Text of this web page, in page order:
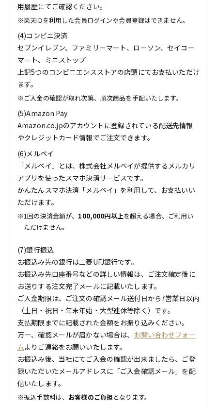
用履歴にてご確認ください。
楽天IDを利用した会員ログインや会員登録はできません。
(4)コンビニ決済
セブンイレブン、ファミリーマート、ローソン、セイコー
マート、ミニストップ
上記5つのコンビニエンスストアの店頭にてお支払いただけ
ます。
ご入金の確認が取れ次第、順次商品を手配いたします。
(5)Amazon Pay
Amazon.co.jpのアカウントに登録されている配送先情報
やクレジットカード情報でご注文できます。
(6)メルペイ
「メルペイ」とは、株式会社メルペイが提供するメルカリ
アプリを使ったスマホ決済サービスです。
かんたんスマホ決済「メルペイ」を利用して、お支払いい
ただけます。
1回の決済金額が、 100,000円以上を超える場合、ご利用い
ただけません。
(7)銀行振込
お振込み先の銀行は三菱UFJ銀行です。
お振込み先口座番号などの詳しい情報は、ご注文確定後に
お送りする注文完了メールに記載いたします。
ご入金期限は、ご注文の確認メール送付日から7営業日以内
（土日・祝日・年末年始・大型連休等除く）です。
支払期限までに記載された金額をお振り込みください。
万一、確認メールが届かない場合は、 お問い合わせフォー
ムよりご連絡をお願いいたします。
お振込み後、当社にてご入金の確認が出来ましたら、ご登
録いただいたメールアドレスに「ご入金確認メール」を配
信いたします。
振込手数料は、 お客様のご負担 となります。